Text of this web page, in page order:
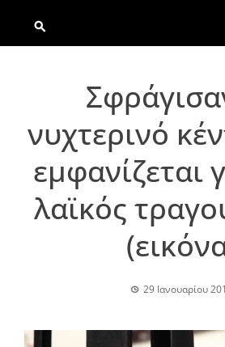
νυχτερινό
εμφανίζεται
λαϊκός
29 Ιανουαρίου